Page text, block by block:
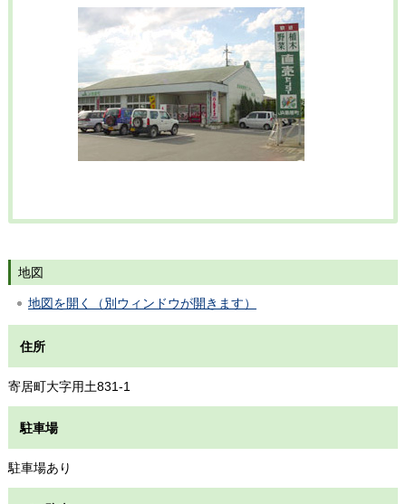
地図
地図を開く（別ウィンドウが開きます）
住所
寄居町大字用土831-1
駐車場
駐車場あり